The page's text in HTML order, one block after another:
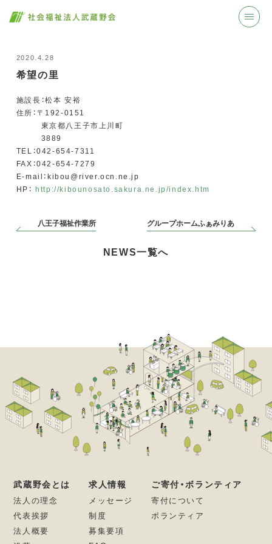
2020.4.28
希望の里
施設長：松本 安裕
住所：〒192-0151
東京都八王子市上川町
3889
TEL：042-654-7311
FAX：042-654-7279
E-mail：kibou@river.ocn.ne.jp
HP：
http://kibounosato.sakura.ne.jp/index.htm
八王子福祉作業所 グループホームふぁみりあ
NEWS一覧へ
武蔵野会とは
法人の理念
代表挨拶
法人概要
求人情報
メッセージ
制度
募集要項
ご寄付・ボランティア
寄付について
ボランティア